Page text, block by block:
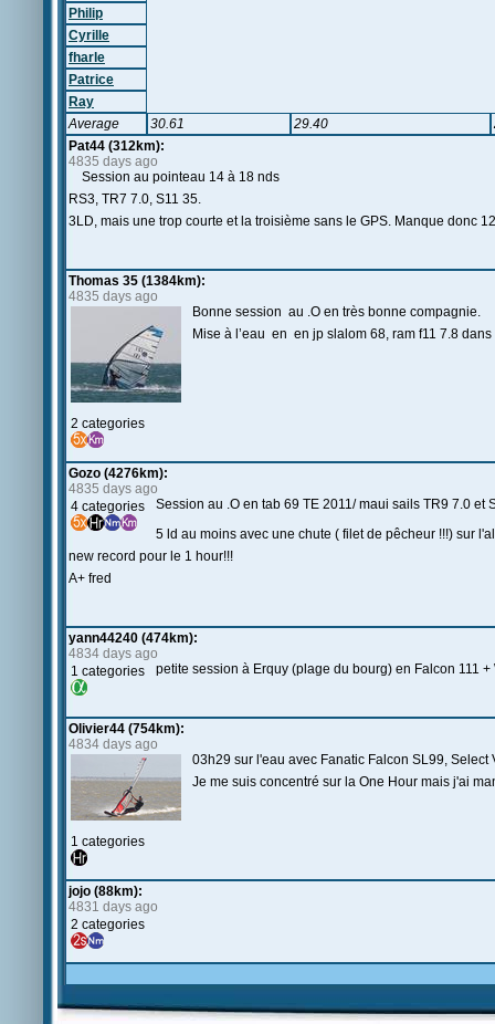
Philip
Cyrille
fharle
Patrice
Ray
Average
30.61 29.40
Pat44 (312km):
4835 days ago
Session au pointeau 14 à 18 nds
RS3, TR7 7.0, S11 35.
3LD, mais une trop courte et la troisième sans le GPS. Manque donc
Thomas 35 (1384km):
4835 days ago
2 categories
Bonne session au .O en très bonne compagnie.
Mise à l’eau en en jp slalom 68, ram f11 7.8 dans
Gozo (4276km):
4835 days ago
4 categories
Session au .O en tab 69 TE 2011/ maui sails TR9 7.0
5 ld au moins avec une chute ( filet de pêcheur !!!) sur
new record pour le 1 hour!!!
A+ fred
yann44240 (474km):
4834 days ago
1 categories
petite session à Erquy (plage du bourg) en Falcon 111 +
Olivier44 (754km):
4834 days ago
1 categories
03h29 sur l'eau avec Fanatic Falcon SL99,
Je me suis concentré sur la One Hour mais j'ai
jojo (88km):
4831 days ago
2 categories